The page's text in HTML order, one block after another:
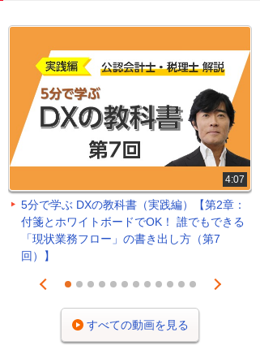
4:07
5分で学ぶ DXの教科書（実践編）【第2章：
付箋とホワイトボードでOK！ 誰でもできる
「現状業務フロー」の書き出し方（第7
回）】
Prev
1 2 3 4 5 6 7 8 9 101112
Next
すべての動画を見る